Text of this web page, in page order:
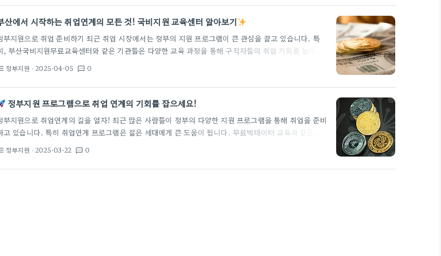
고 있는 학생들을 쉽게 찾아볼 수 있습니다. 부산구인구직 사이트를 통해 일자리 정보를 취합할 수 있으
, 인력 개발원에서는 무료 상담 서비스도 제공하고 있습니다. 아마 이런…
산에서 시작하는 취업연계의 모든 것! 국비지원 교육센터 알아보기
부지원으로 취업 준비하기 최근 취업 시장에서는 정부의 지원 프로그램이 큰 관심을 끌고 있습니다. 특
, 부산국비지원무료교육센터와 같은 기관들은 다양한 교육 과정을 통해 구직자들의 취업 기회를 높이고
딩, 데이터 분석, 그리고 웹 개발까지! 이를 통해 취업에 필요한 실무 능력을 갖출 수 있습니다. 다양한 직무
육 제공 부산국비교육프로그램은 직무교육을 중심으로 다양한 과정을 제공합니다. 특히, 인기 있는 분야
AI나 빅데이터 관련 교육은 많은 수강생에게 인기를 끌고 있습니다. 이러한 과정을 통해 취업연계가 가
정부지원 · 2025-04-05 textsms 0
정부지원 프로그램으로 취업 연계의 기회를 잡으세요!
부지원으로 취업연계의 길을 열자! 최근 많은 사람들이 정부의 다양한 지원 프로그램을 통해 취업을 준비
고 있습니다. 특히 취업연계 프로그램은 젊은 세대에게 큰 도움이 됩니다. 무료빅데이터 교육과 같은 제
심이 증가하면서, 전문대학이나 직업훈련원에서 제공하는 내일배움카드 온라인강의와 같은 과정이 각광받
있습니다. 예를 들어, 명지전문대에서는 '정보기술 분야 맞춤형 취업캠프'를 운영하며, 특히 7개월 동안
정부지원 · 2025-03-22 textsms 0